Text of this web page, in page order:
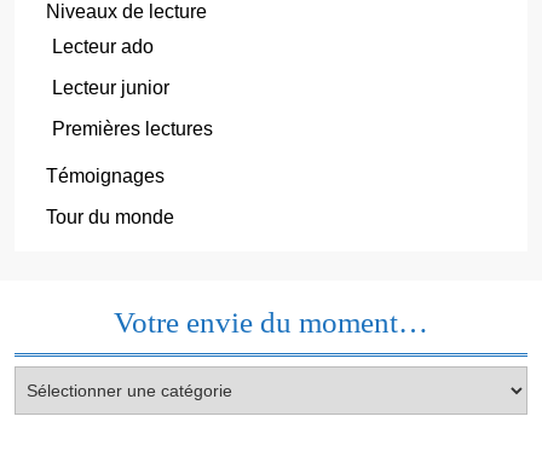
Niveaux de lecture
Lecteur ado
Lecteur junior
Premières lectures
Témoignages
Tour du monde
Votre envie du moment…
envie